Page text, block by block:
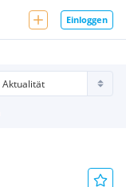
Einloggen